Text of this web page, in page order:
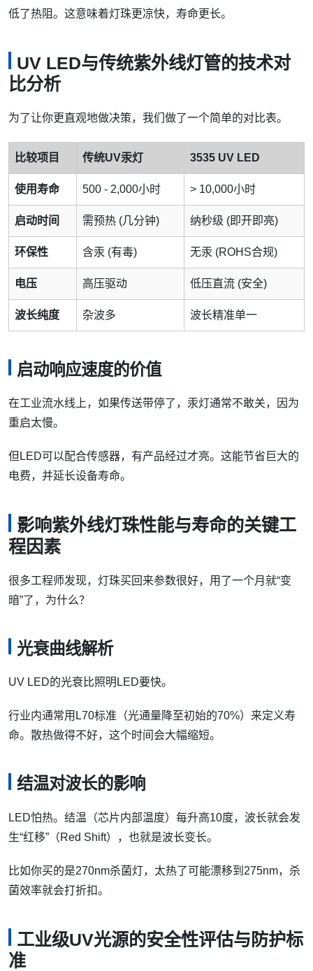
低了热阻。这意味着灯珠更凉快，寿命更长。
UV LED与传统紫外线灯管的技术对
比分析
为了让你更直观地做决策，我们做了一个简单的对比表。
比较项目 传统UV汞灯 3535 UV LED
使用寿命 500 - 2,000小时 > 10,000小时
启动时间 需预热 (几分钟) 纳秒级 (即开即亮)
环保性 含汞 (有毒) 无汞 (ROHS合规)
电压 高压驱动 低压直流 (安全)
波长纯度 杂波多 波长精准单一
启动响应速度的价值
在工业流水线上，如果传送带停了，汞灯通常不敢关，因为
重启太慢。
但LED可以配合传感器，有产品经过才亮。这能节省巨大的
电费，并延长设备寿命。
影响紫外线灯珠性能与寿命的关键工
程因素
很多工程师发现，灯珠买回来参数很好，用了一个月就“变
暗”了，为什么？
光衰曲线解析
UV LED的光衰比照明LED要快。
行业内通常用L70标准（光通量降至初始的70%）来定义寿
命。散热做得不好，这个时间会大幅缩短。
结温对波长的影响
LED怕热。结温（芯片内部温度）每升高10度，波长就会发
生“红移”（Red Shift），也就是波长变长。
比如你买的是270nm杀菌灯，太热了可能漂移到275nm，杀
菌效率就会打折扣。
工业级UV光源的安全性评估与防护标
准